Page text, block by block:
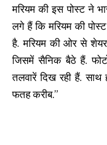
मरियम की इस पोस्ट ने
लगे हैं कि मरियम की
है. मरियम की ओर से
जिसमें सैनिक बैठे हैं.
तलवारें दिख रही हैं. साथ
फतह करीब.”